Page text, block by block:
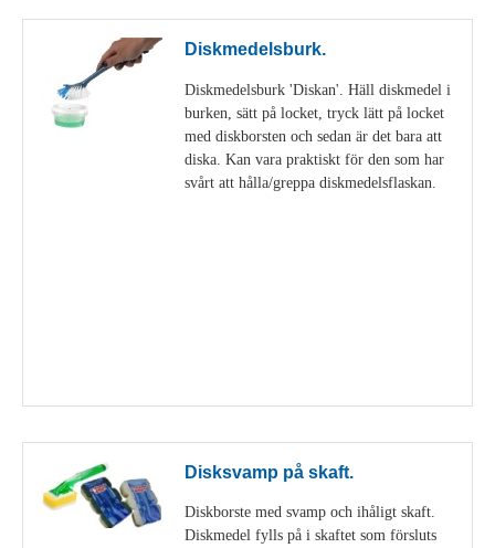
Diskmedelsburk.
Diskmedelsburk 'Diskan'. Häll diskmedel i
burken, sätt på locket, tryck lätt på locket
med diskborsten och sedan är det bara att
diska. Kan vara praktiskt för den som har
svårt att hålla/greppa diskmedelsflaskan.
Disksvamp på skaft.
Diskborste med svamp och ihåligt skaft.
Diskmedel fylls på i skaftet som försluts